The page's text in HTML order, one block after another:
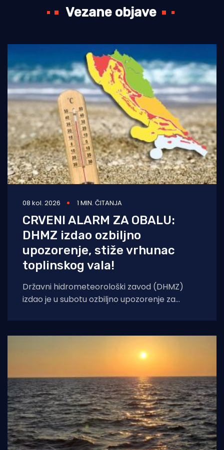
Vezane objave
08 kol. 2026 1 MIN. ČITANJA
CRVENI ALARM ZA OBALU:
DHMZ izdao ozbiljno
upozorenje, stiže vrhunac
toplinskog vala!
Državni hidrometeorološki zavod (DHMZ)
izdao je u subotu ozbiljno upozorenje za